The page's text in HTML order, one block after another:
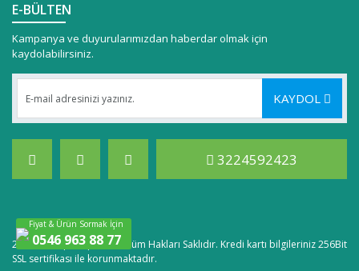
E-BÜLTEN
Kampanya ve duyurularımızdan haberdar olmak için
kaydolabilirsiniz.
KAYDOL
3224592423
2020 © lastpointpc.com, Tüm Hakları Saklıdır. Kredi kartı bilgileriniz 256Bit
SSL sertifikası ile korunmaktadır.
Fiyat & Ürün Sormak İçin
0546 963 88 77